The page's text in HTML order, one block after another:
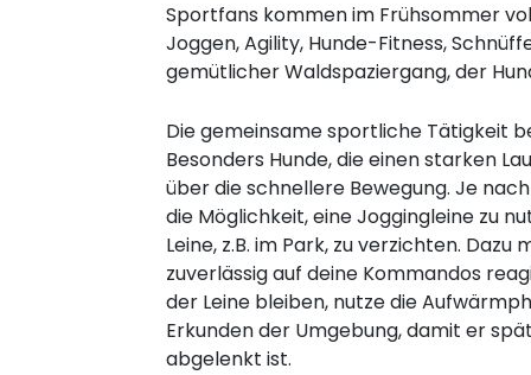
Sportfans kommen im Frühsommer
Joggen, Agility, Hunde-Fitness,
gemütlicher Waldspaziergang, der
Die gemeinsame sportliche Tätigkeit
Besonders Hunde, die einen starken
über die schnellere Bewegung. Je
die Möglichkeit, eine Joggingleine zu
Leine, z.B. im Park, zu verzichten. Dazu
zuverlässig auf deine Kommandos
der Leine bleiben, nutze die
Erkunden der Umgebung, damit er
abgelenkt ist.